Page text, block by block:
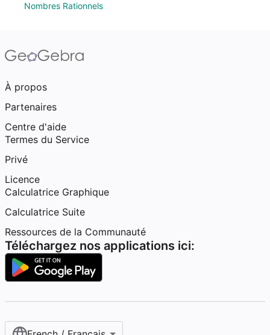
Nombres Rationnels
À propos
Partenaires
Centre d'aide
Termes du Service
Privé
Licence
Calculatrice Graphique
Calculatrice Suite
Ressources de la Communauté
Téléchargez nos applications ici: